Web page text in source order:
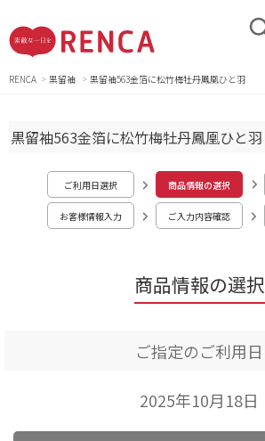
RENCA 黒留袖 黒留袖563金箔に松竹梅牡丹鳳凰ひと羽
商品情報の選択
黒留袖563金箔に松竹梅牡丹鳳凰ひと羽
ご利用日選択 商品情報の選択
お客様情報入力 ご入力内容確認
ご指定のご利用日
2025年10月18日